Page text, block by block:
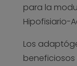
para la
Hipofisiario-
Los
beneficiosos